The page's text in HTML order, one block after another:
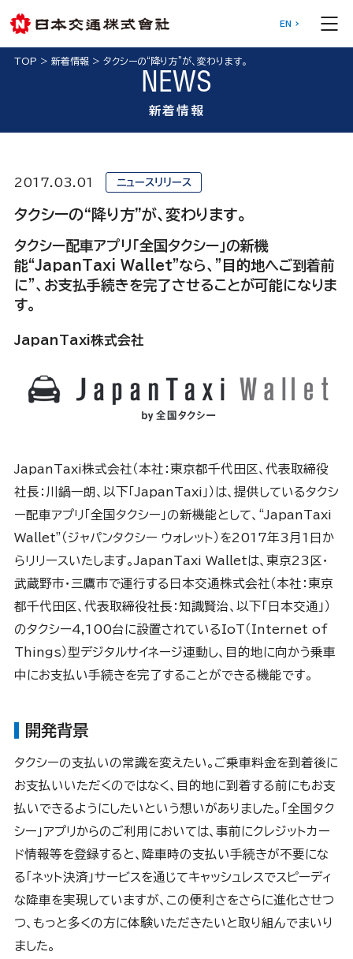
EN
TOP > 新着情報> タクシーの“降り方”が、変わります。
NEWS
新着情報
2017.03.01 ニュースリリース
タクシーの“降り方”が、変わります。
タクシー配車アプリ「全国タクシー」の新機
能“JapanTaxi Wallet”なら、"目的地へご到着前
に"、お支払手続きを完了させることが可能になりま
す。
JapanTaxi株式会社
JapanTaxi株式会社（本社：東京都千代田区、代表取締役
社長：川鍋一朗、以下「JapanTaxi」）は、提供しているタクシ
ー配車アプリ「全国タクシー」の新機能として、“JapanTaxi
Wallet”（ジャパンタクシー ウォレット）を2017年3月1日か
らリリースいたします。JapanTaxi Walletは、東京23区・
武蔵野市・三鷹市で運行する日本交通株式会社（本社：東京
都千代田区、代表取締役社長：知識賢治、以下「日本交通」）
のタクシー4,100台に設置されているIoT（Internet of
Things）型デジタルサイネージ連動し、目的地に向かう乗車
中にお支払い手続きを完了することができる機能です。
開発背景
タクシーの支払いの常識を変えたい。ご乗車料金を到着後に
お支払いいただくのではなく、目的地に到着する前にもお支
払いできるようにしたいという想いがありました。「全国タク
シー」アプリからのご利用においては、事前にクレジットカー
ド情報等を登録すると、降車時の支払い手続きが不要にな
る「ネット決済」サービスを通じてキャッシュレスでスピーディ
な降車を実現していますが、この便利さをさらに進化させつ
つ、もっと多くの方に体験いただきたいと取り組んでまいり
ました。